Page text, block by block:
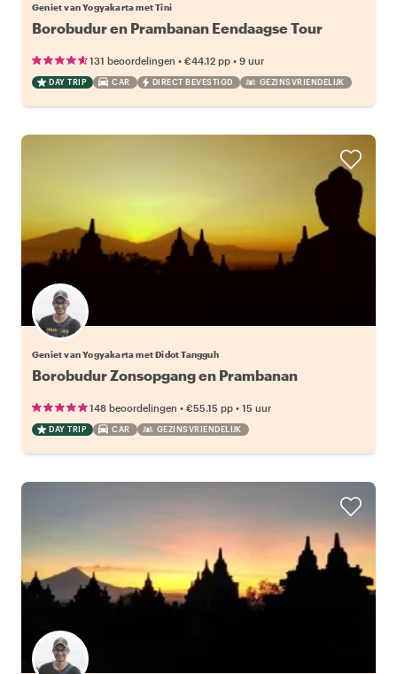
Geniet van Yogyakarta met Tini
Borobudur en Prambanan Eendaagse Tour
131 beoordelingen • €44.12 pp • 9 uur
DAY TRIP CAR DIRECT BEVESTIGD GEZINSVRIENDELIJK
Geniet van Yogyakarta met Didot Tangguh
Borobudur Zonsopgang en Prambanan
148 beoordelingen • €55.15 pp • 15 uur
DAY TRIP CAR GEZINSVRIENDELIJK